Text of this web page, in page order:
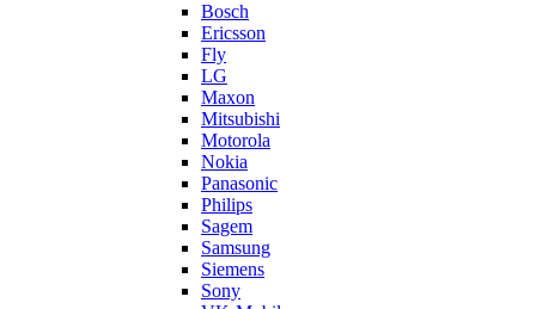
Bosch
Ericsson
Fly
LG
Maxon
Mitsubishi
Motorola
Nokia
Panasonic
Philips
Sagem
Samsung
Siemens
Sony